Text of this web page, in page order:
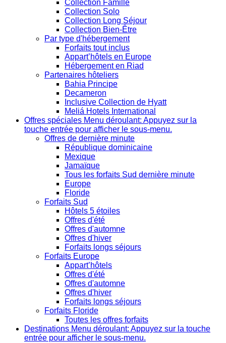
Collection Famille
Collection Solo
Collection Long Séjour
Collection Bien-Être
Par type d'hébergement
Forfaits tout inclus
Appart’hôtels en Europe
Hébergement en Riad
Partenaires hôteliers
Bahia Principe
Decameron
Inclusive Collection de Hyatt
Meliá Hotels International
Offres spéciales Menu déroulant: Appuyez sur la
touche entrée pour afficher le sous-menu.
Offres de dernière minute
République dominicaine
Mexique
Jamaïque
Tous les forfaits Sud dernière minute
Europe
Floride
Forfaits Sud
Hôtels 5 étoiles
Offres d'été
Offres d'automne
Offres d'hiver
Forfaits longs séjours
Forfaits Europe
Appart’hôtels
Offres d'été
Offres d'automne
Offres d'hiver
Forfaits longs séjours
Forfaits Floride
Toutes les offres forfaits
Destinations Menu déroulant: Appuyez sur la touche
entrée pour afficher le sous-menu.